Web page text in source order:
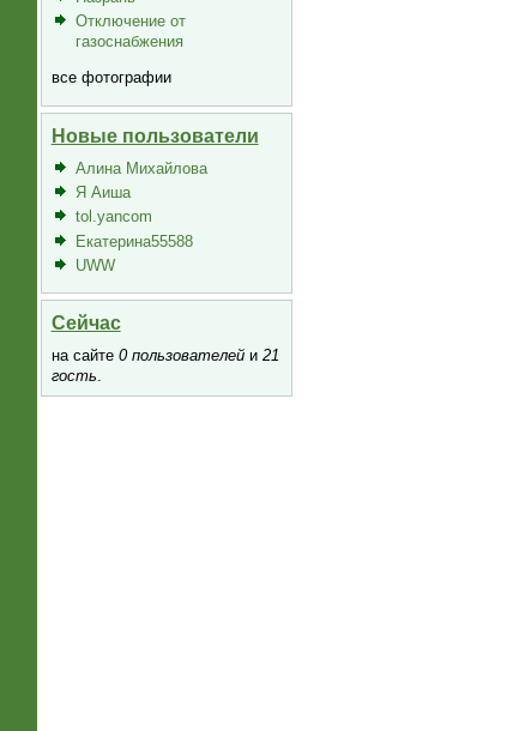
Отключение от
газоснабжения
все фотографии
Новые пользователи
Алина Михайлова
Я Аиша
tol.yancom
Екатерина55588
UWW
Сейчас
на сайте 0 пользователейи 21
гость.